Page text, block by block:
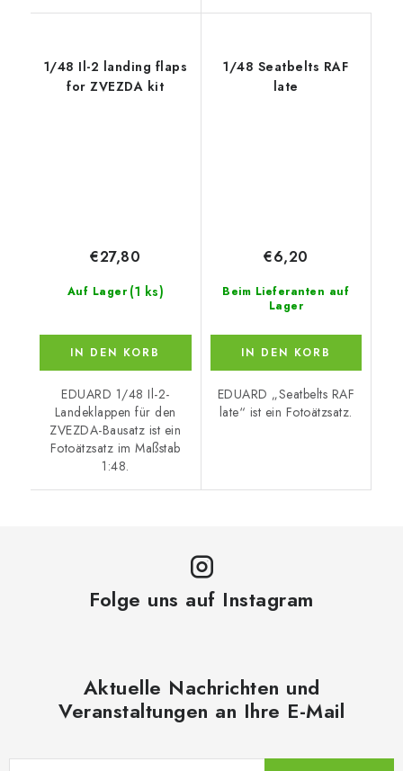
1/48 Il-2 landing flaps
for ZVEZDA kit
Auf Lager (1 ks)
€27,80
IN DEN KORB
EDUARD 1/48 Il-2-
Landeklappen für den
ZVEZDA-Bausatz ist ein
Fotoätzsatz im Maßstab
1:48.
1/48 Seatbelts RAF
late
Beim Lieferanten auf
Lager
€6,20
IN DEN KORB
EDUARD „Seatbelts RAF
late“ ist ein Fotoätzsatz.
Folge uns auf Instagram
Aktuelle Nachrichten und
Veranstaltungen an Ihre E-Mail